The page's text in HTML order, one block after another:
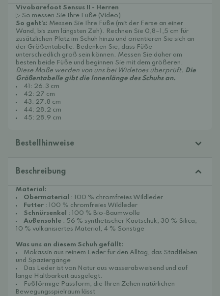
Vivobarefoot Sensus II - Herren
▷ So messen Sie Ihre Füße (Video)
So geht's: Messen Sie Ihre Füße (mit der Ferse an einer
Wand, bis zum längsten Zeh). Rechnen Sie 0,8–1,5 cm für
zusätzlichen Platz im Schuh hinzu und orientieren Sie sich an
der Größentabelle. Bedenken Sie, dass Füße
unterschiedlich groß sein können. Messen Sie daher am
besten beide Füße und beginnen Sie mit dem größeren.
Diese Maße werden von uns bei Widetoes überprüft. Die
Größentabelle gibt die Innenlänge des Schuhs an.
41: 26.3 cm
42: 27 cm
43: 27.8 cm
44: 28.2 cm
45: 28.9 cm
Bestellhinweise
Beschreibung
Material:
Obermaterial
: 100 % chromfreies Wildleder
Futter : 100 % chromfreies Wildleder
Schnürsenkel
: 100 % Bio-Baumwolle
Außensohle : 56 % synthetischer Kautschuk, 30 % Silica,
10 % vulkanisiertes Material, 4 % Sonstige
Was uns an diesem Schuh gefällt:
Mokassin aus reinem Leder für den Alltag, das Stadtleben
und Spaziergänge
Das Leder ist von Natur aus wasserabweisend und auf
lange Haltbarkeit ausgelegt.
Fußförmige Passform, die Ihren Zehen natürlichen
Bewegungsspielraum lässt